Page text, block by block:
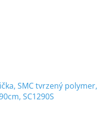
SMC tvrzený polymer,
SC1290S